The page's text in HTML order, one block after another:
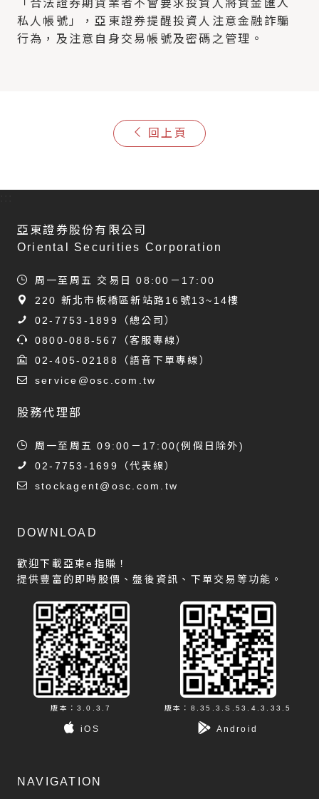
「合法證券期貨業者不會要求投資人將資金匯入
私人帳號」，亞東證券提醒投資人注意金融詐騙
行為，及注意自身交易帳號及密碼之管理。
回上頁
亞東證券股份有限公司
Oriental Securities Corporation
周一至周五 交易日 08:00－17:00
220 新北市板橋區新站路16號13~14樓
02-7753-1899
（總公司）
0800-088-567
（客服專線）
02-405-02188
（語音下單專線）
service@osc.com.tw
股務代理部
周一至周五 09:00－17:00(例假日除外)
02-7753-1699
（代表線）
stockagent@osc.com.tw
DOWNLOAD
歡迎下載亞東e指賺！
提供豐富的即時股價、盤後資訊、下單交易等功能。
版本：3.0.3.7
iOS
版本：8.35.3.S.53.4.3.33.5
Android
NAVIGATION